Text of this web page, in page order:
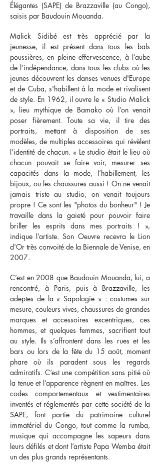
Élégantes (SAPE) de Brazzaville (au Congo),
saisis par Baudouin Mouanda.
Malick Sidibé est très apprécié par la
jeunesse, il est présent dans tous les bals
poussières, en pleine effervescence, à l’aube
de l’indépendance, dans tous les clubs où les
jeunes découvrent les danses venues d'Europe
et de Cuba, s'habillent à la mode et rivalisent
de style. En 1962, il ouvre le « Studio Malick
», lieu mythique de Bamako où l’on venait
poser fièrement. Toute sa vie, il tire des
portraits, mettant à disposition de ses
modèles, de multiples accessoires qui révèlent
l’identité de chacun. « Le studio était le lieu où
chacun pouvait se faire voir, mesurer ses
capacités dans la mode, l’habillement, les
bijoux, ou les chaussures aussi ! On ne venait
jamais triste au studio, on venait toujours
propre ! Ce sont les "photos du bonheur" ! Je
travaille dans la gaieté pour pouvoir faire
briller les esprits dans mes portraits ! »,
indique l’artiste. Son Oeuvre recevra le Lion
d’Or très convoité de la Biennale de Venise, en
2007.
C’est en 2008 que Baudouin Mouanda, lui, a
rencontré, à Paris, puis à Brazzaville, les
adeptes de la « Sapologie » : costumes sur
mesure, couleurs vives, chaussures de grandes
marques et accessoires excentriques, ces
hommes, et quelques femmes, sacrifient tout
au style. Ils s’affrontent dans les rues et les
bars ou lors de la fête du 15 août, moment
phare où ils paradent sous les regards
admiratifs. C’est une compétition sans pitié où
la tenue et l’apparence règnent en maîtres. Les
codes comportementaux et vestimentaires
inventés et réglementés par cette société de la
SAPE, font partie du patrimoine culturel
immatériel du Congo, tout comme la rumba,
musique qui accompagne les sapeurs dans
leurs défilés et dont l’artiste Papa Wemba était
un des plus grands représentants.